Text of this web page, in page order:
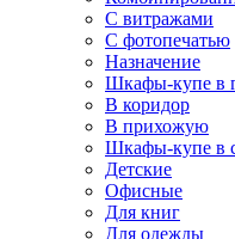
С витражами
С фотопечатью
Назначение
Шкафы-купе в
В коридор
В прихожую
Шкафы-купе в
Детские
Офисные
Для книг
Для одежды